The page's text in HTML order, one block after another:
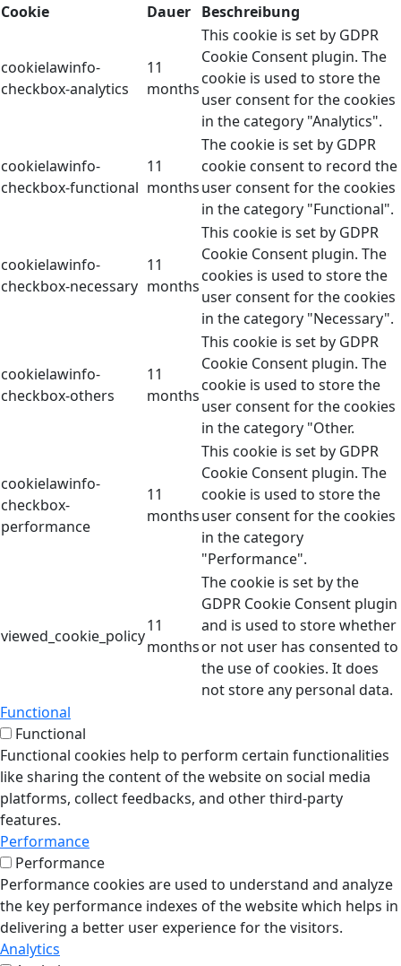
Cookie
Dauer Beschreibung
cookielawinfo-
checkbox-analytics
11
months
This cookie is set by GDPR
Cookie Consent plugin. The
cookie is used to store the
user consent for the cookies
in the category "Analytics".
cookielawinfo-
checkbox-functional
11
months
The cookie is set by GDPR
cookie consent to record the
user consent for the cookies
in the category "Functional".
cookielawinfo-
checkbox-necessary
11
months
This cookie is set by GDPR
Cookie Consent plugin. The
cookies is used to store the
user consent for the cookies
in the category "Necessary".
cookielawinfo-
checkbox-others
11
months
This cookie is set by GDPR
Cookie Consent plugin. The
cookie is used to store the
user consent for the cookies
in the category "Other.
cookielawinfo-
checkbox-
performance
11
months
This cookie is set by GDPR
Cookie Consent plugin. The
cookie is used to store the
user consent for the cookies
in the category
"Performance".
viewed_cookie_policy
11
months
The cookie is set by the
GDPR Cookie Consent plugin
and is used to store whether
or not user has consented to
the use of cookies. It does
not store any personal data.
Functional
Functional
Functional cookies help to perform certain functionalities
like sharing the content of the website on social media
platforms, collect feedbacks, and other third-party
features.
Performance
Performance
Performance cookies are used to understand and analyze
the key performance indexes of the website which helps in
delivering a better user experience for the visitors.
Analytics